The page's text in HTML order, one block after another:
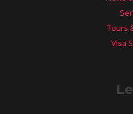
Tours
Visa